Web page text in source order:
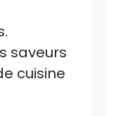
saveurs
cuisine